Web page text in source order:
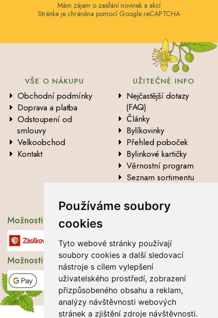
Používáme soubory
cookies
Tyto webové stránky používají
soubory cookies a další sledovací
nástroje s cílem vylepšení
uživatelského prostředí, zobrazení
přizpůsobeného obsahu a reklam,
analýzy návštěvnosti webových
stránek a zjištění zdroje návštěvnosti.
Mám zájem o zasílání novinek a akcí
Stránka je chráněna pomocí Google reCAPTCHA
VŠE O NÁKUPU
Obchodní podmínky
Doprava a platba
Odstoupení od
smlouvy
Velkoobchod
Kontakt
UŽITEČNÉ INFO
Nejčastější dotazy
(FAQ)
Články
Bylíkovinky
Přehled poboček
Bylinkové kartičky
Věrnostní program
Seznam sortimentu
údajů
Možnosti dopravy
Možnosti platby